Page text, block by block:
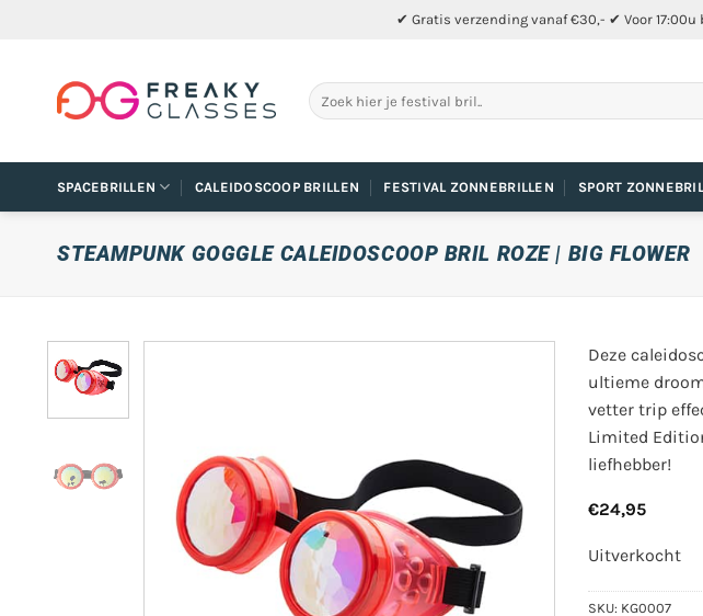
✔ Gratis verzending vanaf €30,- ✔ Voor
Zoeken
naar:
SPACEBRILLEN CALEIDOSCOOP BRILLEN FESTIVAL ZONNEBRILLEN SPORT
STEAMPUNK GOGGLE CALEIDOSCOOP BRIL ROZE | BIG FLOWER
Deze
ultieme
vetter trip
Limited
liefhebber!
€24,95
Uitverkocht
SKU: KG0007